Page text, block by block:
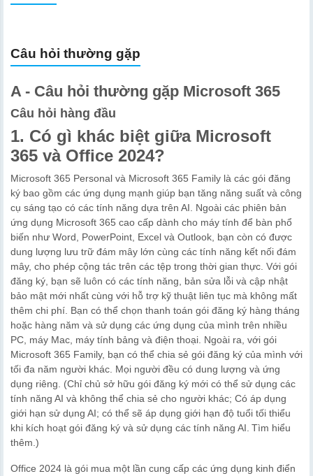
Câu hỏi thường gặp
A - Câu hỏi thường gặp Microsoft 365
Câu hỏi hàng đầu
1. Có gì khác biệt giữa Microsoft
365 và Office 2024?
Microsoft 365 Personal và Microsoft 365 Family là các gói đăng
ký bao gồm các ứng dụng mạnh giúp bạn tăng năng suất và công
cụ sáng tạo có các tính năng dựa trên AI. Ngoài các phiên bản
ứng dụng Microsoft 365 cao cấp dành cho máy tính để bàn phổ
biến như Word, PowerPoint, Excel và Outlook, bạn còn có được
dung lượng lưu trữ đám mây lớn cùng các tính năng kết nối đám
mây, cho phép cộng tác trên các tệp trong thời gian thực. Với gói
đăng ký, bạn sẽ luôn có các tính năng, bản sửa lỗi và cập nhật
bảo mật mới nhất cùng với hỗ trợ kỹ thuật liên tục mà không mất
thêm chi phí. Bạn có thể chọn thanh toán gói đăng ký hàng tháng
hoặc hàng năm và sử dụng các ứng dụng của mình trên nhiều
PC, máy Mac, máy tính bảng và điện thoại. Ngoài ra, với gói
Microsoft 365 Family, bạn có thể chia sẻ gói đăng ký của mình với
tối đa năm người khác. Mọi người đều có dung lượng và ứng
dụng riêng. (Chỉ chủ sở hữu gói đăng ký mới có thể sử dụng các
tính năng AI và không thể chia sẻ cho người khác; Có áp dụng
giới hạn sử dụng AI; có thể sẽ áp dụng giới hạn độ tuổi tối thiểu
khi kích hoạt gói đăng ký và sử dụng các tính năng AI. Tìm hiểu
thêm.)
Office 2024 là gói mua một lần cung cấp các ứng dụng kinh điển